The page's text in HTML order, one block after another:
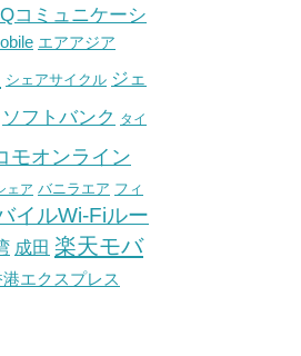
コミュニケーシ
エアアジア
シェアサイクル ジェ
ソフトバンク タイ
モオンライン
ェア バニラエア フィ
イルWi-Fiルー
成田 楽天モバ
港エクスプレス